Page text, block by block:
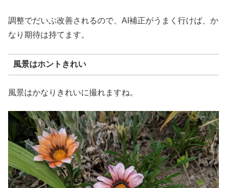
調整でだいぶ改善されるので、AI補正がうまく行けば、か
なり期待は持てます。
風景はホントきれい
風景はかなりきれいに撮れますね。